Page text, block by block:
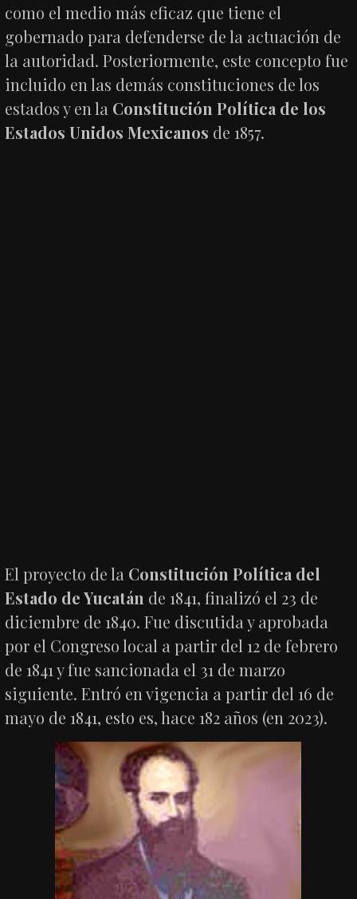
como el medio más eficaz que tiene el
gobernado para defenderse de la actuación de
la autoridad. Posteriormente, este concepto fue
incluido en las demás constituciones de los
estados y en la Constitución Política de los
Estados Unidos Mexicanos de 1857.
El proyecto de la Constitución Política del
Estado de Yucatán de 1841, finalizó el 23 de
diciembre de 1840. Fue discutida y aprobada
por el Congreso local a partir del 12 de febrero
de 1841 y fue sancionada el 31 de marzo
siguiente. Entró en vigencia a partir del 16 de
mayo de 1841, esto es, hace 182 años (en 2023).